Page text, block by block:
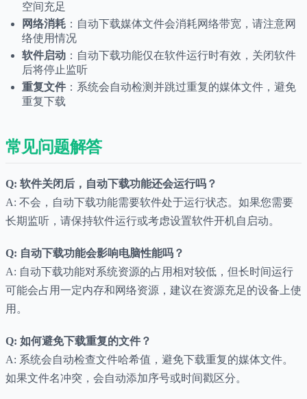
空间充足
网络消耗 ：自动下载媒体文件会消耗网络带宽，请注意网
络使用情况
软件启动 ：自动下载功能仅在软件运行时有效，关闭软件
后将停止监听
重复文件 ：系统会自动检测并跳过重复的媒体文件，避免
重复下载
常见问题解答
Q: 软件关闭后，自动下载功能还会运行吗？
A: 不会，自动下载功能需要软件处于运行状态。如果您需要
长期监听，请保持软件运行或考虑设置软件开机自启动。
Q: 自动下载功能会影响电脑性能吗？
A: 自动下载功能对系统资源的占用相对较低，但长时间运行
可能会占用一定内存和网络资源，建议在资源充足的设备上使
用。
Q: 如何避免下载重复的文件？
A: 系统会自动检查文件哈希值，避免下载重复的媒体文件。
如果文件名冲突，会自动添加序号或时间戳区分。